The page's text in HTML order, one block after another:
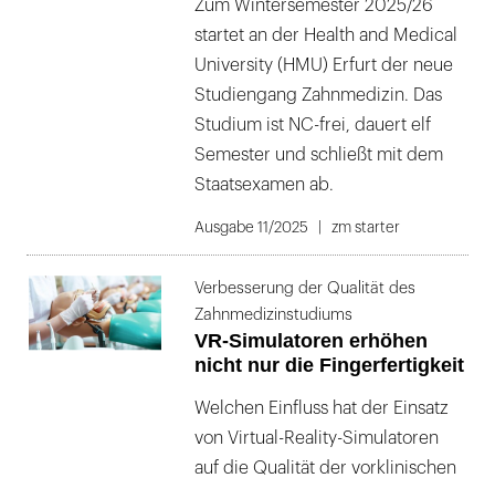
Zum Wintersemester 2025/26
startet an der Health and Medical
University (HMU) Erfurt der neue
Studiengang Zahnmedizin. Das
Studium ist NC-frei, dauert elf
Semester und schließt mit dem
Staatsexamen ab.
Ausgabe 11/2025 zm starter
Verbesserung der Qualität des
Zahnmedizinstudiums
VR-Simulatoren erhöhen
nicht nur die Fingerfertigkeit
Welchen Einfluss hat der Einsatz
von Virtual-Reality-Simulatoren
auf die Qualität der vorklinischen